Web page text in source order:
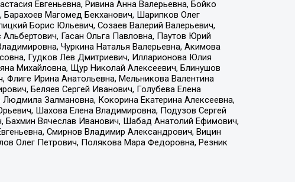
Евгеньевна, Ривина Анна Валерьевна, Бойко
Барахоев Магомед Бекханович, Шарипков Олег
Борис Юльевич, Созаев Валерий Валерьевич,
Гасан Ольга Павловна, Паутов Юрий
Чуркина Наталья Валерьевна, Акимова
Гудков Лев Дмитриевич, Илларионова Юлия
Михайловна, Щур Николай Алексеевич, Блинушов
Ирина Анатольевна, Мельникова Валентина
Беляев Сергей Иванович, Голубева Елена
Залмановна, Кокорина Екатерина Алексеевна,
Шахова Елена Владимировна, Подузов Сергей
Бахмин Вячеслав Иванович, Шабад Анатолий Ефимович,
Смирнов Владимир Александрович, Вицин
Олег Петрович, Полякова Мара Федоровна, Резник